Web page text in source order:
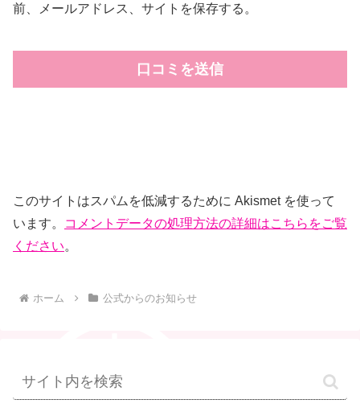
前、メールアドレス、サイトを保存する。
このサイトはスパムを低減するために Akismet を使って
います。
コメントデータの処理方法の詳細はこちらをご覧
ください。
ホーム 公式からのお知らせ